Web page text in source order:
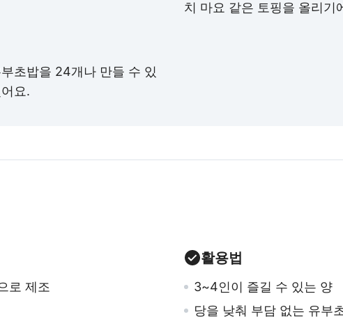
치 마요 같은 토핑을 올리기
초밥을 24개나 만들 수 있
요.
로 제조
활용법
3~4인이 즐길 수 있는 양
당을 낮춰 부담 없는 유부